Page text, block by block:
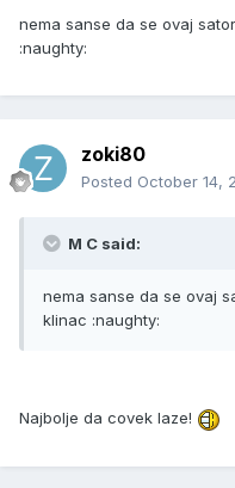
nema sanse da se ovaj
:naughty:
zoki80
Posted October 14,
M C said:
nema sanse da se ovaj
klinac :naughty:
Najbolje da covek laze!